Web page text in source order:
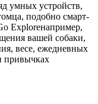
умных устройств,
подобно смарт-
Exploreнапример,
вашей собаки,
весе, ежедневных
привычках